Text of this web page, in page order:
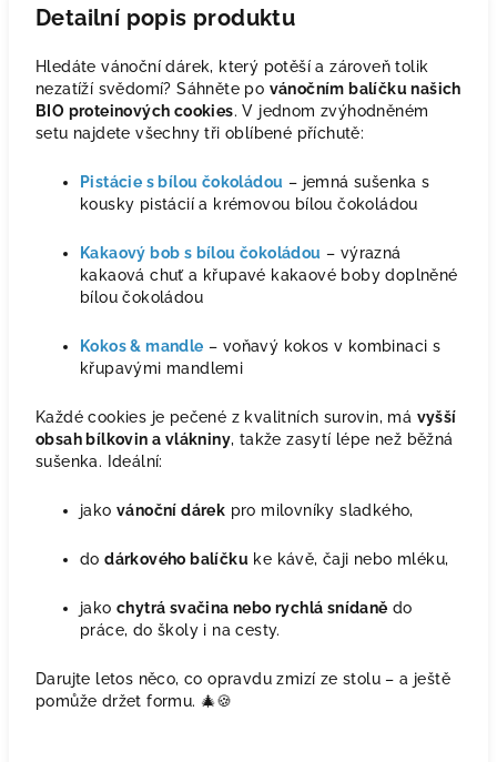
Detailní popis produktu
Hledáte vánoční dárek, který potěší a zároveň tolik
nezatíží svědomí? Sáhněte po vánočním balíčku našich
BIO proteinových cookies. V jednom zvýhodněném
setu najdete všechny tři oblíbené příchutě:
Pistácie s bílou čokoládou – jemná sušenka s
kousky pistácií a krémovou bílou čokoládou
Kakaový bob s bílou čokoládou – výrazná
kakaová chuť a křupavé kakaové boby doplněné
bílou čokoládou
Kokos & mandle – voňavý kokos v kombinaci s
křupavými mandlemi
Každé cookies je pečené z kvalitních surovin, má vyšší
obsah bílkovin a vlákniny, takže zasytí lépe než běžná
sušenka. Ideální:
jako vánoční dárek pro milovníky sladkého,
dodárkového balíčku ke kávě, čaji nebo mléku,
jako chytrá svačina nebo rychlá snídaně do
práce, do školy i na cesty.
Darujte letos něco, co opravdu zmizí ze stolu – a ještě
pomůže držet formu. 🎄🍪